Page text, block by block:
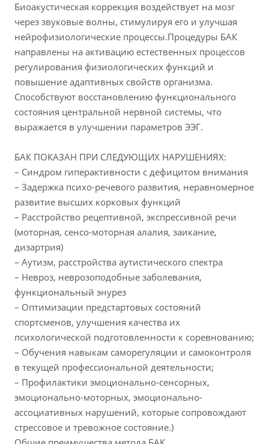
Биоакустическая коррекция воздействует на мозг
через звуковые волны, стимулируя его и улучшая
нейрофизиологические процессы.Процедуры БАК
направлены на активацию естественных процессов
регулирования физиологических функций и
повышение адаптивных свойств организма.
Способствуют восстановлению функционального
состояния центральной нервной системы, что
выражается в улучшении параметров ЭЭГ.
БАК ПОКАЗАН ПРИ СЛЕДУЮЩИХ НАРУШЕНИЯХ:
– Синдром гиперактивности с дефицитом внимания
– Задержка психо-речевого развития, неравномерное
развитие высших корковых функций
– Расстройство рецептивной, экспрессивной речи
(моторная, сенсо-моторная алалия, заикание,
дизартрия)
– Аутизм, расстройства аутистического спектра
– Невроз, неврозоподобные заболевания,
функциональный энурез
– Оптимизации предстартовых состояний
спортсменов, улучшения качества их
психологической подготовленности к соревнованию;
– Обучения навыкам саморегуляции и самоконтроля
в текущей профессиональной деятельности;
– Профилактики эмоционально-сенсорных,
эмоционально-моторных, эмоционально-
ассоциативных нарушений, которые сопровождают
стрессовое и тревожное состояние.)